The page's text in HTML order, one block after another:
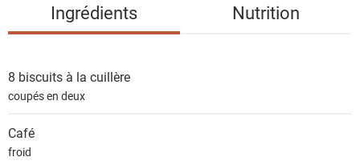
i
e
n
t
Ingrédients Nutrition
8 biscuits à la cuillère
coupés en deux
Café
froid